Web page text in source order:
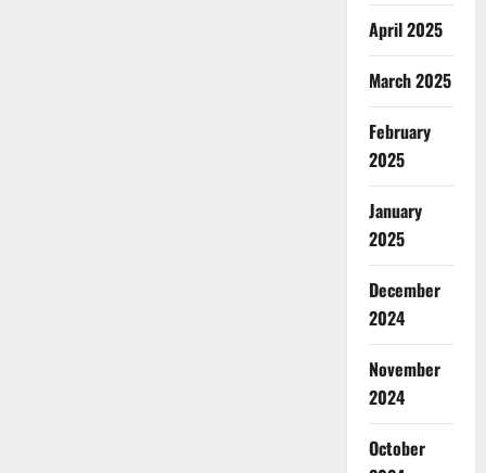
April 2025
March 2025
February
2025
January
2025
December
2024
November
2024
October